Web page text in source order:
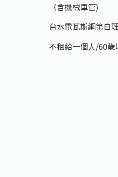
（含機械車管)
台水電瓦斯網第自
不租給一個人/60